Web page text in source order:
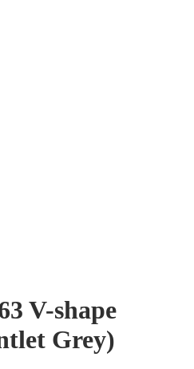
V-shape
Grey)